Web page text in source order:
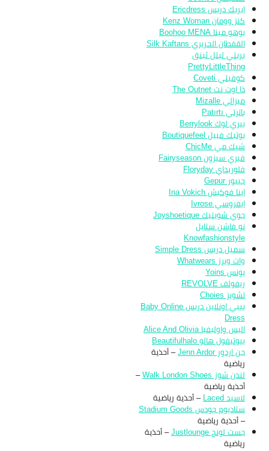
ايريك دريس Ericdress
كنز وومان Kenz Woman
بوهو مينا Boohoo MENA
القفطان الحريري Silk Kaftans
بريتي ليتل ثينق
PrettyLittleThing
كوفيتي Coveti
ذا اوت نت The Outnet
ميزالي Mizalle
باترتي Patırtı
بيري لوك Berrylook
بوتيك فييل Boutiquefeel
شيك مي ChicMe
فيري سيزون Fairyseason
فلوريداي Floryday
جيبور Gepur
اينا فوكيش Ina Vokich
ايفروسي Ivrose
جوي شويتيك Joyshoetique
نو فاشن ستايل
Knowfashionstyle
سمبل دريس Simple Dress
وات ويرز Whatwears
يونس Yoins
ريفولف REVOLVE
تشويز Choies
بيبي اونلاين دريس Baby Online
Dress
اليس واوليفيا Alice And Olivia
بيوتيفول هالو Beautifulhalo
جن اردور Jenn Ardor – أحذية
رياضية
لندن شوز Walk London Shoes –
أحذية رياضية
لاسيد Laced – أحذية رياضية
ستاديوم جودس Stadium Goods
– أحذية رياضية
جست لونج Justlounge – أحذية
رياضية